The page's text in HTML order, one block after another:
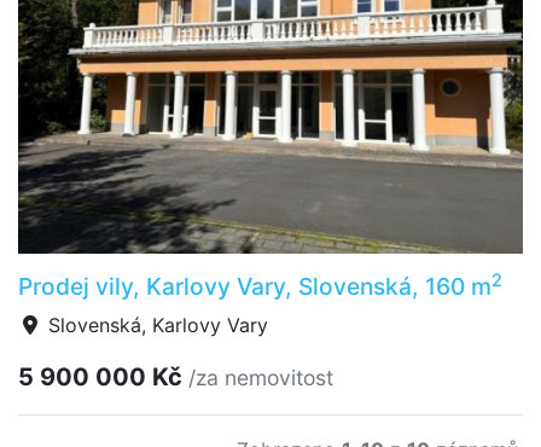
Prodej vily, Karlovy Vary, Slovenská, 160 m2
Slovenská, Karlovy Vary
5 900 000 Kč /za nemovitost